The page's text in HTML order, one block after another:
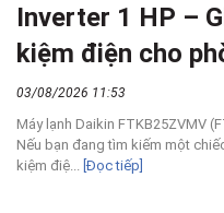
Inverter 1 HP –
kiệm điện cho
03/08/2026 11:53
Máy lạnh Daikin FTKB25ZVMV
Nếu bạn đang tìm kiếm một
kiệm điệ...
[Đọc tiếp]